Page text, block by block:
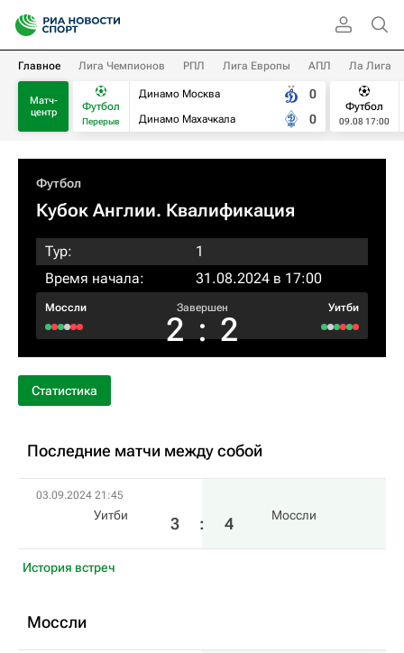
Главное Лига Чемпионов РПЛ Лига Европы АПЛ Ла Лига
Матч-
центр
Футбол
Перерыв
Динамо Москва
Динамо Махачкала
0
0
Футбол
09.08 17:00
Футбол
Кубок Англии. Квалификация
Тур:
1
Время начала:
31.08.2024 в 17:00
Моссли Завершен
2 : 2
Уитби
Статистика
Последние матчи между собой
03.09.2024 21:45
Уитби 3 : 4 Моссли
История встреч
Моссли